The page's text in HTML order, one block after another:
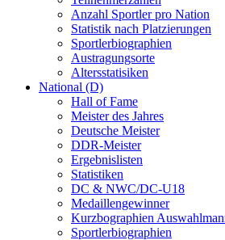
Anzahl Sportler pro Nation
Statistik nach Platzierungen
Sportlerbiographien
Austragungsorte
Altersstatisiken
National (D)
Hall of Fame
Meister des Jahres
Deutsche Meister
DDR-Meister
Ergebnislisten
Statistiken
DC & NWC/DC-U18
Medaillengewinner
Kurzbographien
Sportlerbiographien